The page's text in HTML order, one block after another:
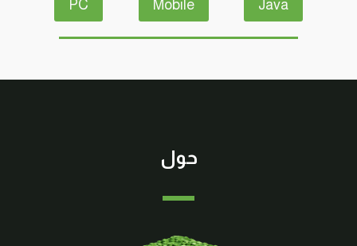
Java
Mobile
PC
حول